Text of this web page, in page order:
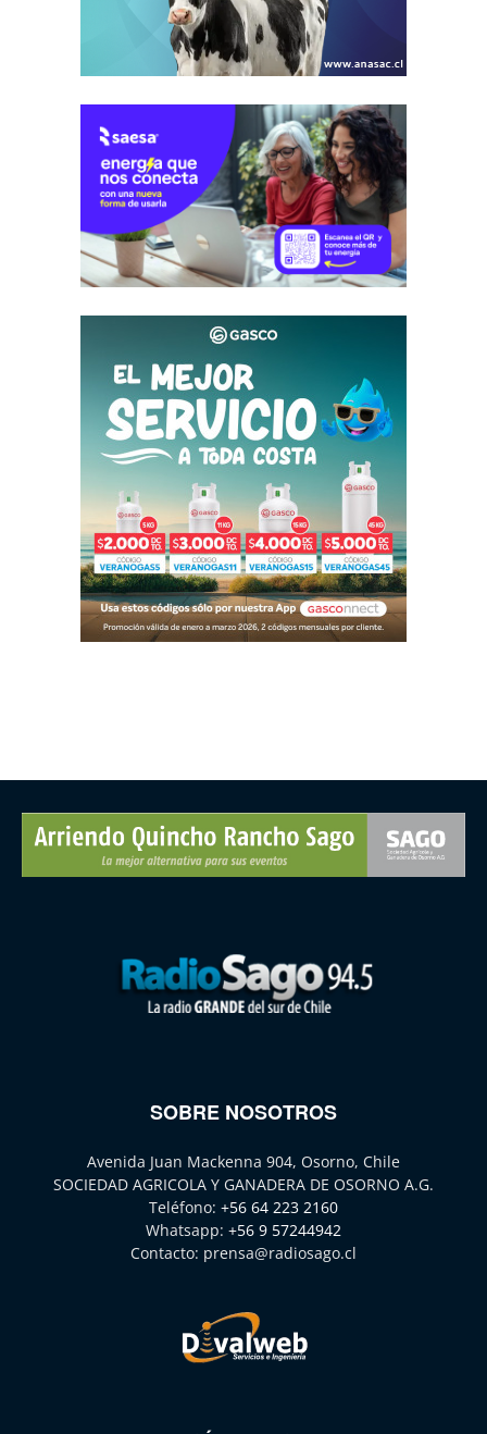
SOBRE NOSOTROS
Avenida Juan Mackenna 904, Osorno, Chile
SOCIEDAD AGRICOLA Y GANADERA DE OSORNO A.G.
Teléfono: +56 64 223 2160
Whatsapp: +56 9 57244942
Contacto: prensa@radiosago.cl